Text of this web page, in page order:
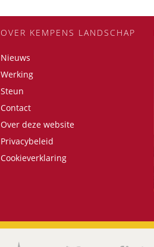
OVER KEMPENS LANDSCHAP
Nieuws
Werking
Steun
Contact
Over deze website
Privacybeleid
Cookieverklaring